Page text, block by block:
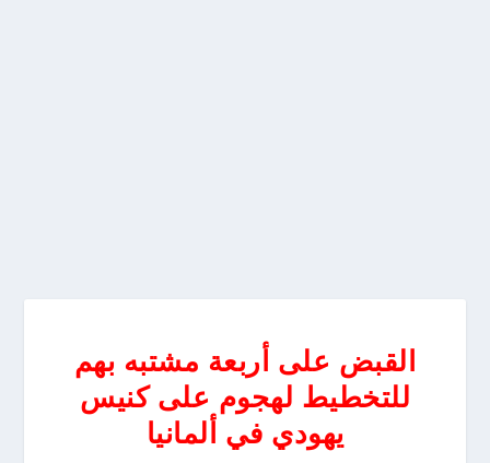
القبض على أربعة مشتبه بهم
للتخطيط لهجوم على كنيس
يهودي في ألمانيا